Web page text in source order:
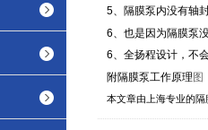
5、隔膜泵内没有轴
6、也是因为隔膜泵
6、全扬程设计，不
附隔膜泵工作原理 图
本文章由上海专业的